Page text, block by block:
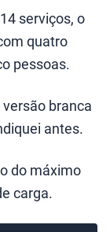
serviços, o
quatro
pessoas.
branca
antes.
do máximo
carga.